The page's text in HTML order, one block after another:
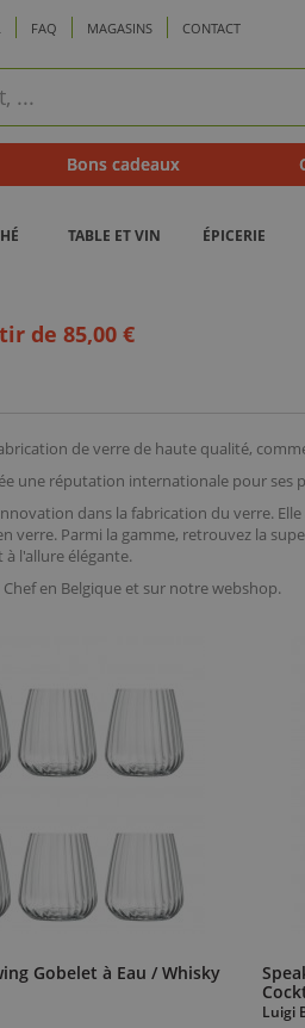
FAQ MAGASINS CONTACT
Bons cadeaux
TABLE ET VIN ÉPICERIE
de 85,00 €
de verre de haute qualité,
une réputation internationale pour ses
dans la fabrication du verre.
verre. Parmi la gamme, retrouvez la
l'allure élégante.
en Belgique et sur notre webshop.
Gobelet à Eau / Whisky
Luigi